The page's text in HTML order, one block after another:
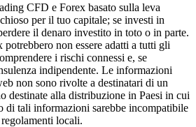
CFD e Forex basato sulla leva
per il tuo capitale; se investi in
il denaro investito in toto o in parte.
non essere adatti a tutti gli
i rischi connessi e, se
indipendente. Le informazioni
non sono rivolte a destinatari di un
destinate alla distribuzione in Paesi in cui
di tali informazioni sarebbe incompatibile
locali.